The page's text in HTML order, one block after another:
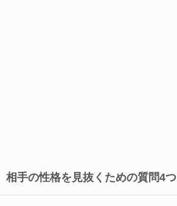
相手の性格を見抜くための質問4つ